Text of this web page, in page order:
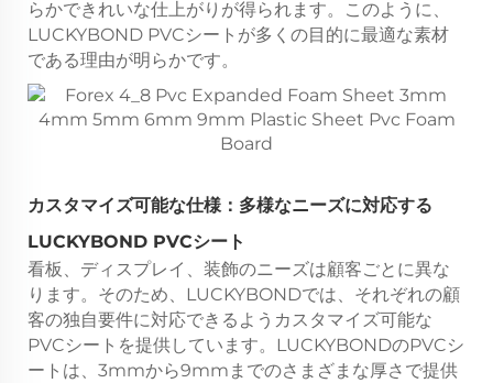
らかできれいな仕上がりが得られます。このように、
LUCKYBOND PVCシートが多くの目的に最適な素材
である理由が明らかです。
カスタマイズ可能な仕様：多様なニーズに対応する
LUCKYBOND PVCシート
看板、ディスプレイ、装飾のニーズは顧客ごとに異な
ります。そのため、LUCKYBONDでは、それぞれの顧
客の独自要件に対応できるようカスタマイズ可能な
PVCシートを提供しています。LUCKYBONDのPVCシ
ートは、3mmから9mmまでのさまざまな厚さで提供